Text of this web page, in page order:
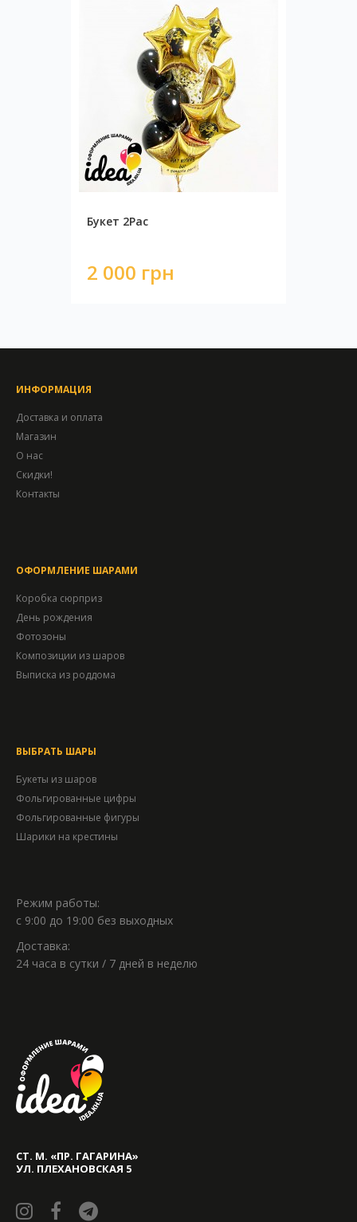
Букет 2Pac
2 000 грн
ИНФОРМАЦИЯ
Доставка и оплата
Магазин
О нас
Скидки!
Контакты
ОФОРМЛЕНИЕ ШАРАМИ
Коробка сюрприз
День рождения
Фотозоны
Композиции из шаров
Выписка из роддома
ВЫБРАТЬ ШАРЫ
Букеты из шаров
Фольгированные цифры
Фольгированные фигуры
Шарики на крестины
Режим работы:
с 9:00 до 19:00 без выходных
Доставка:
24 часа в сутки / 7 дней в неделю
СТ. М. «ПР. ГАГАРИНА»
УЛ. ПЛЕХАНОВСКАЯ 5